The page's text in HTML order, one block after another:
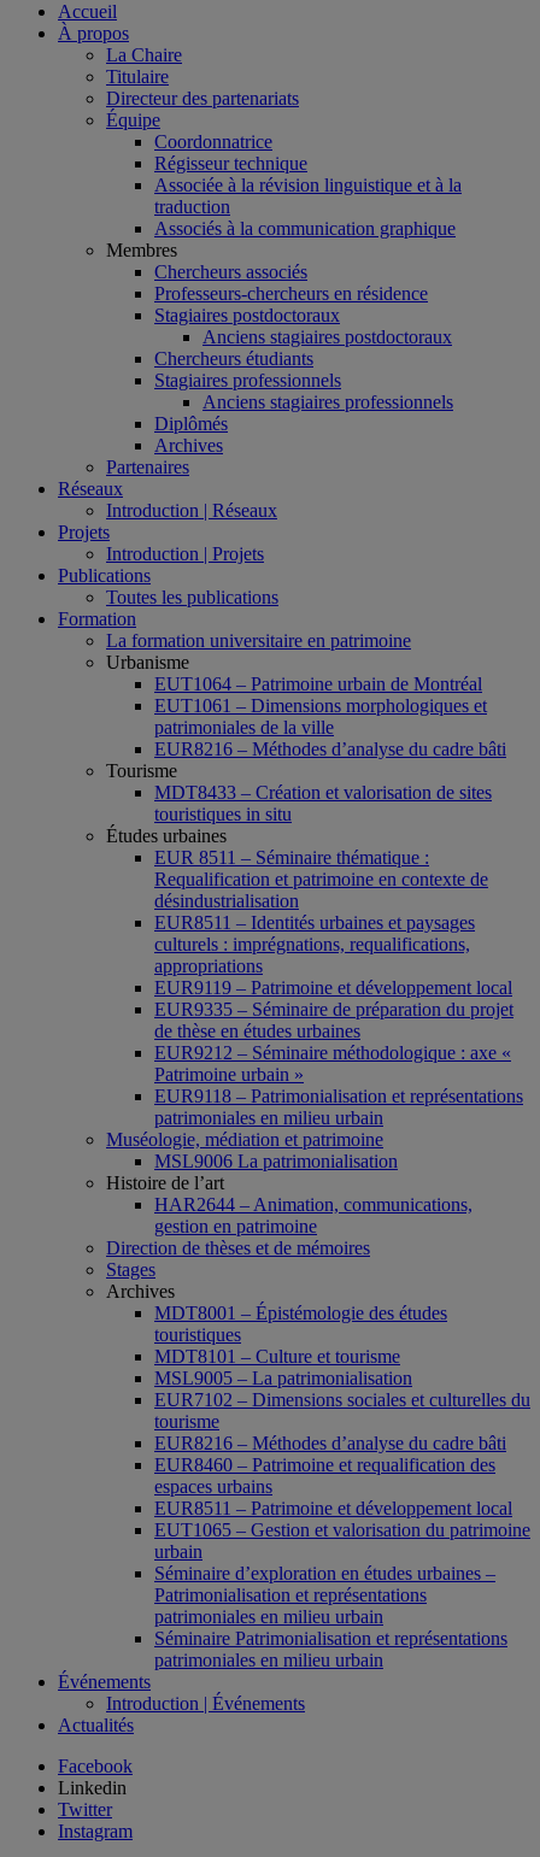
Accueil
À propos
La Chaire
Titulaire
Directeur des partenariats
Équipe
Coordonnatrice
Régisseur technique
Associée à la révision linguistique et à la
traduction
Associés à la communication graphique
Membres
Chercheurs associés
Professeurs-chercheurs en résidence
Stagiaires postdoctoraux
Anciens stagiaires postdoctoraux
Chercheurs étudiants
Stagiaires professionnels
Anciens stagiaires professionnels
Diplômés
Archives
Partenaires
Réseaux
Introduction | Réseaux
Projets
Introduction | Projets
Publications
Toutes les publications
Formation
La formation universitaire en patrimoine
Urbanisme
EUT1064 – Patrimoine urbain de Montréal
EUT1061 – Dimensions morphologiques et
patrimoniales de la ville
EUR8216 – Méthodes d’analyse du cadre bâti
Tourisme
MDT8433 – Création et valorisation de sites
touristiques in situ
Études urbaines
EUR 8511 – Séminaire thématique :
Requalification et patrimoine en contexte de
désindustrialisation
EUR8511 – Identités urbaines et paysages
culturels : imprégnations, requalifications,
appropriations
EUR9119 – Patrimoine et développement local
EUR9335 – Séminaire de préparation du projet
de thèse en études urbaines
EUR9212 – Séminaire méthodologique : axe «
Patrimoine urbain »
EUR9118 – Patrimonialisation et représentations
patrimoniales en milieu urbain
Muséologie, médiation et patrimoine
MSL9006 La patrimonialisation
Histoire de l’art
HAR2644 – Animation, communications,
gestion en patrimoine
Direction de thèses et de mémoires
Stages
Archives
MDT8001 – Épistémologie des études
touristiques
MDT8101 – Culture et tourisme
MSL9005 – La patrimonialisation
EUR7102 – Dimensions sociales et culturelles du
tourisme
EUR8216 – Méthodes d’analyse du cadre bâti
EUR8460 – Patrimoine et requalification des
espaces urbains
EUR8511 – Patrimoine et développement local
EUT1065 – Gestion et valorisation du patrimoine
urbain
Séminaire d’exploration en études urbaines –
Patrimonialisation et représentations
patrimoniales en milieu urbain
Séminaire Patrimonialisation et représentations
patrimoniales en milieu urbain
Événements
Introduction | Événements
Actualités
Facebook
Linkedin
Twitter
Instagram